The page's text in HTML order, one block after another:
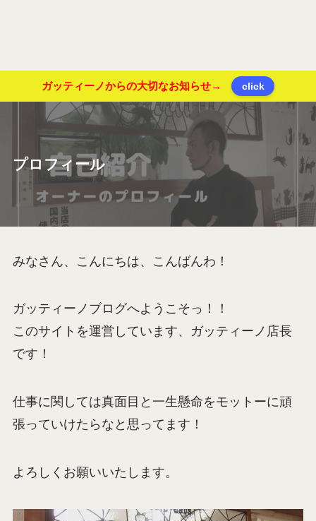
ガッティーノからの大切なお知らせ→ click
プロフィール
みなさん、こんにちは、こんばんわ！
ガッティーノブログへようこそっ！！
このサイトを運営しています、ガッティーノ店長
です！
仕事に関しては真面目と一生懸命をモットーに頑
張っていけたらなと思ってます！
よろしくお願いいたします。